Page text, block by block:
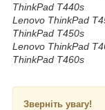
ThinkPad T440s
Lenovo ThinkPad
ThinkPad T450s
Lenovo ThinkPad
ThinkPad T460s
Зверніть увагу!